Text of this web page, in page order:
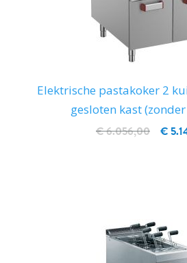
Elektrische pastakoker 2
gesloten kast
€
€ 6.056,00